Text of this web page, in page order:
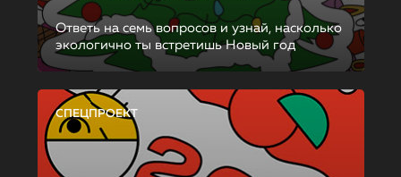
Ответь на семь вопросов и узнай, насколько
экологично ты встретишь Новый год
СПЕЦПРОЕКТ